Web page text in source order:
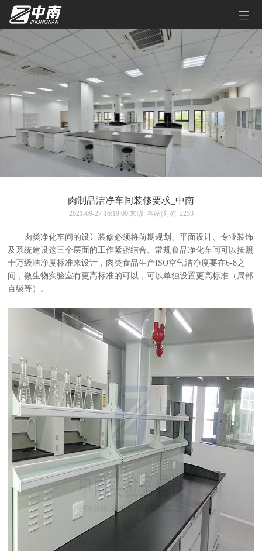
肉制品洁净车间装修要求_中南
2021-09-27 16:19:00|来源: 本站|浏览: 2253
肉类净化车间的设计装修必须将前期规划、平面设计、专业装饰
及系统建设这三个层面的工作紧密结合。常规食品净化车间可以按照
十万级洁净度标准来设计，肉类食品生产ISO空气洁净度要在6-8之
间，微生物实验室有更高标准的可以，可以单独设置更高标准（局部
百级等）。